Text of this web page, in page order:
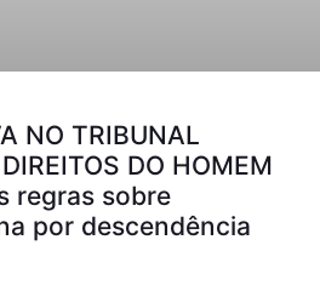
NO TRIBUNAL
DO HOMEM
regras sobre
por descendência